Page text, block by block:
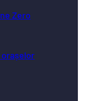
Zero
orașelor